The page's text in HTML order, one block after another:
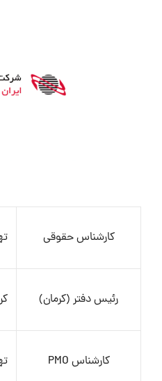
کارشناس حقوقی
رئیس دفتر (کرمان)
کارشناس PMO